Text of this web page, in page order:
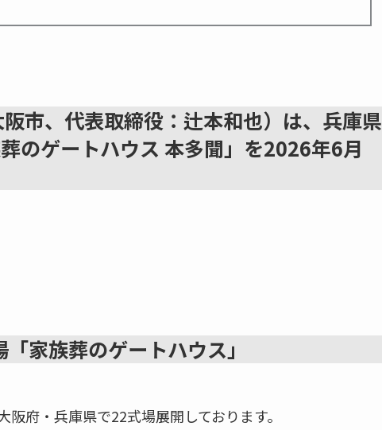
市、代表取締役：辻本和也）は、兵庫県
のゲートハウス 本多聞」を2026年6月
家族葬のゲートハウス」
阪府・兵庫県で22式場展開しております。